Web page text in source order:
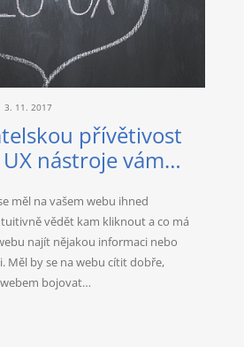
3. 11. 2017
přívětivost
nástroje vám
měl na vašem webu ihned
vědět kam kliknout a co má
najít nějakou informaci nebo
Měl by se na webu cítit dobře,
bojovat…